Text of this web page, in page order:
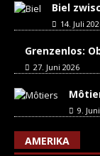
Biel
14. Juli
Grenzenlos:
27. Juni 2026
9.
AMERIKA